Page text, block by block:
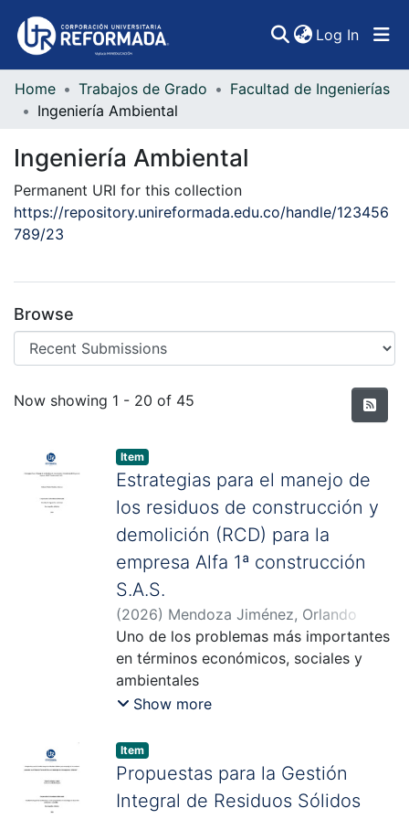
Log In
Communities & Collections
Statistics
Home Trabajos de Grado
Facultad de Ingenierías
Ingeniería Ambiental
Ingeniería Ambiental
Permanent URI for this collection
https://repository.unireformada.edu.co/handle/123456
789/23
Browse
Recent Submissions
Now showing 1 - 20 of 45
Item
Estrategias para el manejo de
los residuos de construcción y
demolición (RCD) para la
empresa Alfa 1ª construcción
S.A.S.
(2026) Mendoza Jiménez, Orlando
Mario;Mendoza Hernández, Martha;
Sulbarán Siado, Sofia
Uno de los problemas más importantes
en términos económicos, sociales y
ambientales
que enfrentan el sector de la
gestión de los residuos
generados por la demolición y
construcción (RCD), no cuentan con un
plan organizado para la
Show more
Item
Propuestas para la Gestión
Integral de Residuos Sólidos